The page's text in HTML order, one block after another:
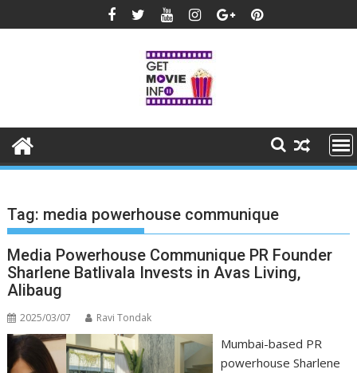
to
Tag: media powerhouse communique
Media Powerhouse Communique PR Founder
Sharlene Batlivala Invests in Avas Living,
Alibaug
2025/03/07 Ravi Tondak
Mumbai-based PR
powerhouse Sharlene